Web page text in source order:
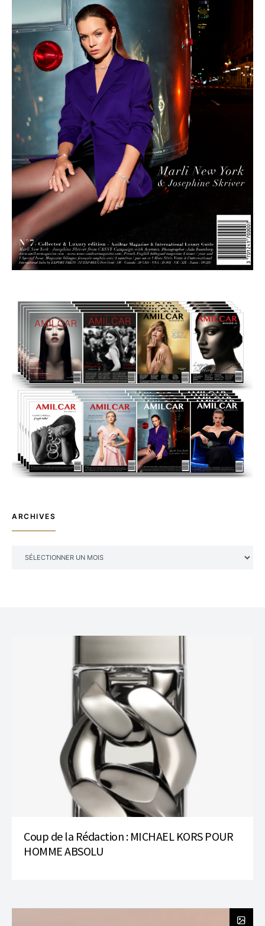
ARCHIVES
Coup de la Rédaction : MICHAEL KORS POUR
HOMME ABSOLU